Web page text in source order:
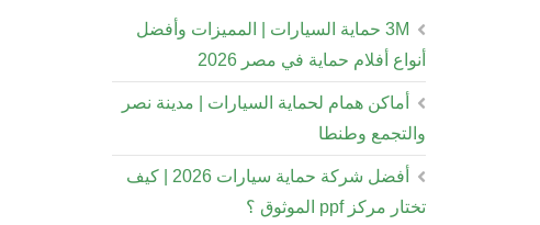
3M حماية السيارات | المميزات وأفضل
أنواع أفلام حماية في مصر 2026
أماكن همام لحماية السيارات | مدينة نصر
والتجمع وطنطا
أفضل شركة حماية سيارات 2026 | كيف
تختار مركز ppf الموثوق ؟